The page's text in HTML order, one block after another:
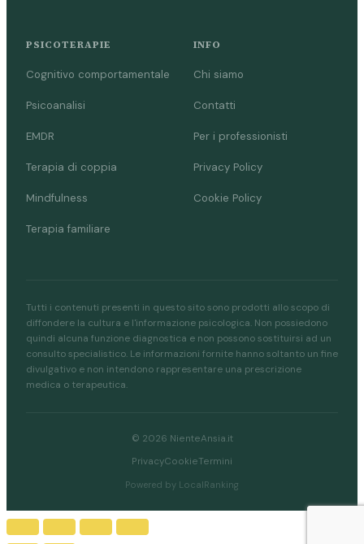
PSICOTERAPIE
Cognitivo comportamentale
Psicoanalisi
EMDR
Terapia di coppia
Mindfulness
Terapia familiare
INFO
Chi siamo
Contatti
Per i professionisti
Privacy Policy
Cookie Policy
Tutti i contenuti presenti in questo sito sono prodotti allo scopo di
diffondere la cultura e l'informazione psicologica. Non possiedono
quindi alcuna funzione diagnostica e non possono sostituirsi ad un
consulto specialistico. Le informazioni fornite hanno soltanto un fine
divulgativo e non intendono rappresentare una prescrizione
medica o terapeutica.
© 2026 NienteAnsia.it
PrivacyCookieTermini
Powered by LocalRanking